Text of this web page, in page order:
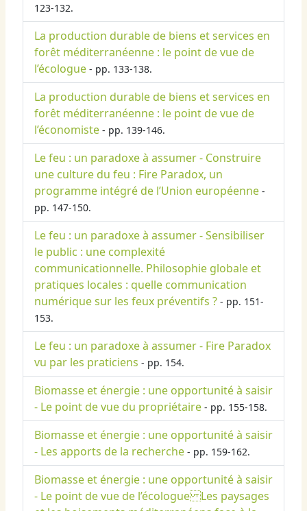
123-132.
La production durable de biens et services en
forêt méditerranéenne : le point de vue de
l’écologue - pp. 133-138.
La production durable de biens et services en
forêt méditerranéenne : le point de vue de
l’économiste - pp. 139-146.
Le feu : un paradoxe à assumer - Construire
une culture du feu : Fire Paradox, un
programme intégré de l’Union européenne -
pp. 147-150.
Le feu : un paradoxe à assumer - Sensibiliser
le public : une complexité
communicationnelle. Philosophie globale et
pratiques locales : quelle communication
numérique sur les feux préventifs ? - pp. 151-
153.
Le feu : un paradoxe à assumer - Fire Paradox
vu par les praticiens - pp. 154.
Biomasse et énergie : une opportunité à saisir
- Le point de vue du propriétaire - pp. 155-158.
Biomasse et énergie : une opportunité à saisir
- Les apports de la recherche - pp. 159-162.
Biomasse et énergie : une opportunité à saisir
- Le point de vue de l’écologue Les paysages